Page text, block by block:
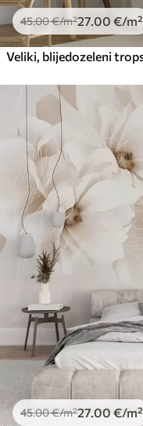
45.00€/m²27 .00 €/m²
45.00€/m²27 .00 €/m²